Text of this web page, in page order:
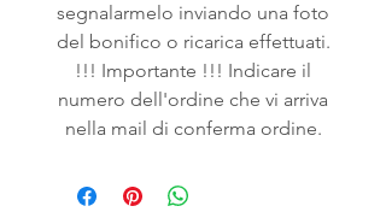
segnalarmelo inviando una foto
del bonifico o ricarica effettuati.
!!! Importante !!! Indicare il
numero dell'ordine che vi arriva
nella mail di conferma ordine.